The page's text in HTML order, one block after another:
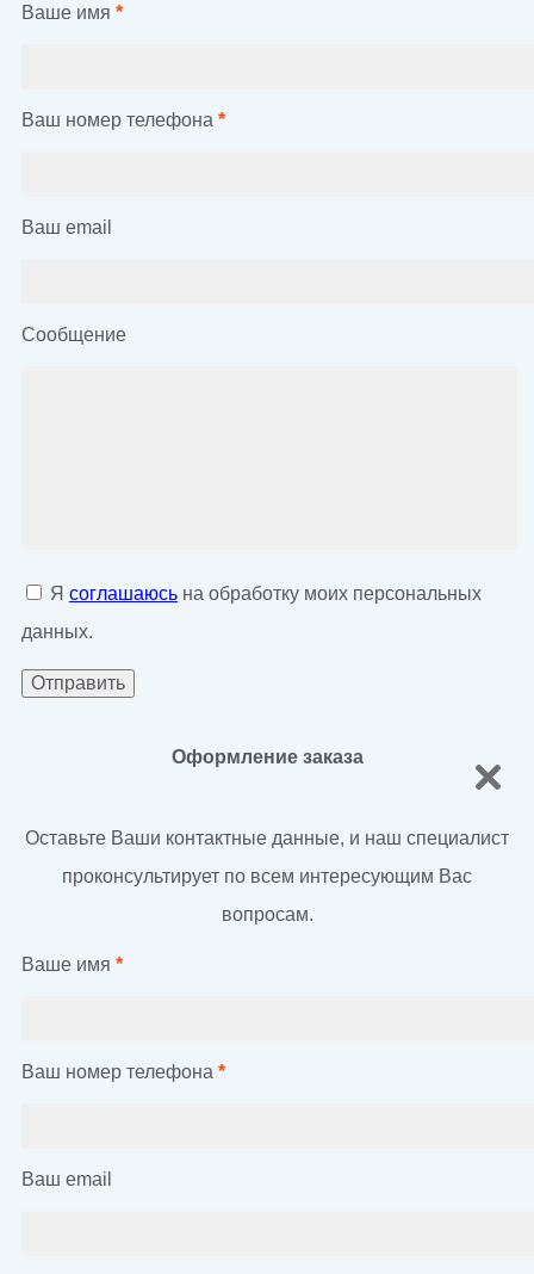
Ваше имя *
Ваш номер телефона *
Ваш email
Сообщение
Я соглашаюсь на обработку моих персональных
данных.
Оформление заказа
Оставьте Ваши контактные данные, и наш специалист
проконсультирует по всем интересующим Вас
вопросам.
Ваше имя *
Ваш номер телефона *
Ваш email